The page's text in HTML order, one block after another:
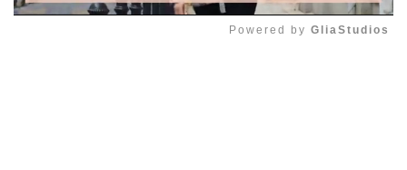
Powered by GliaStudios